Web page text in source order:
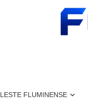
LESTE FLUMINENSE